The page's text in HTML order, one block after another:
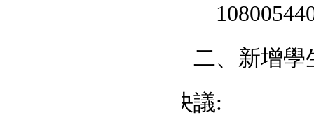
二、新增學
決議: